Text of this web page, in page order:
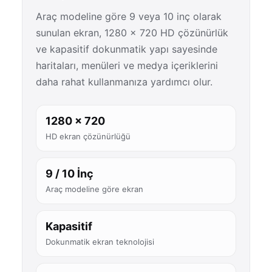
Araç modeline göre 9 veya 10 inç olarak
sunulan ekran, 1280 × 720 HD çözünürlük
ve kapasitif dokunmatik yapı sayesinde
haritaları, menüleri ve medya içeriklerini
daha rahat kullanmanıza yardımcı olur.
1280 × 720
HD ekran çözünürlüğü
9 / 10 İnç
Araç modeline göre ekran
Kapasitif
Dokunmatik ekran teknolojisi